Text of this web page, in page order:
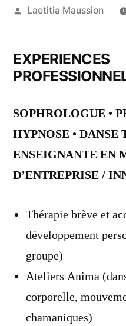
Laetitia Maussion
EXPERIENCES
SOPHROLOGUE •
HYPNOSE • DANSE
ENSEIGNANTE EN
D’ENTREPRISE /
Thérapie brève et
développement
groupe)
Ateliers Anima
corporelle,
chamaniques)